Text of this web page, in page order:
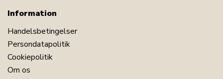
Information
Handelsbetingelser
Persondatapolitik
Cookiepolitik
Om os